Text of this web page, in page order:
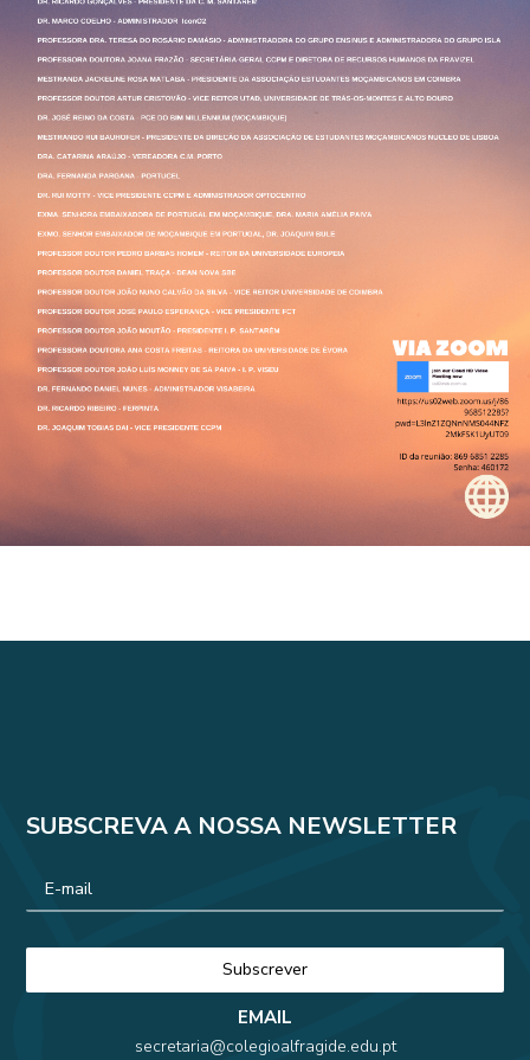
SUBSCREVA A NOSSA NEWSLETTER
EMAIL
secretaria@colegioalfragide.edu.pt